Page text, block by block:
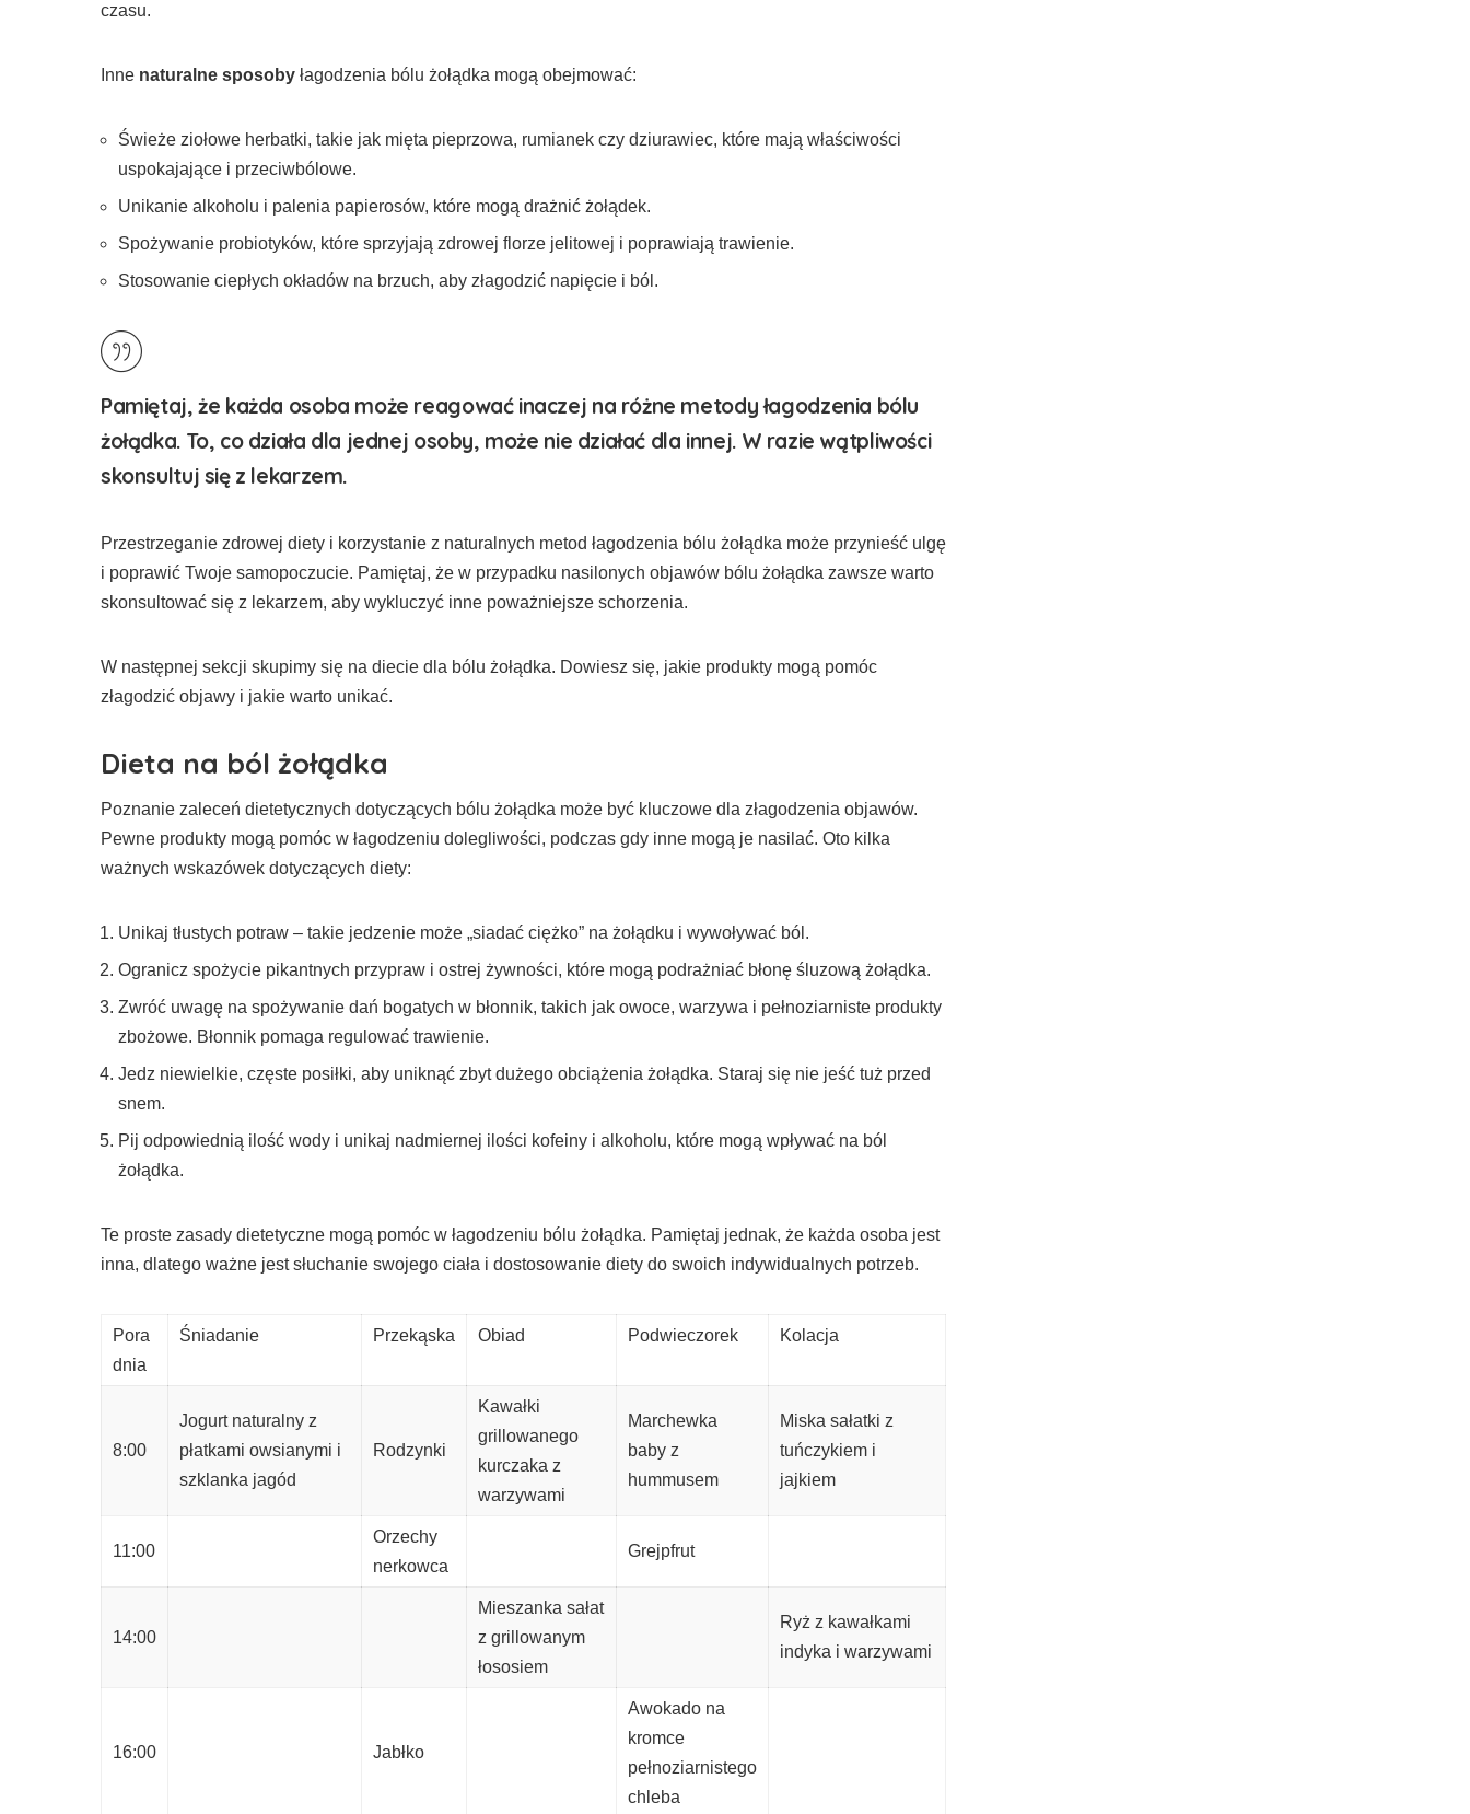
czasu.
Inne naturalne sposoby łagodzenia bólu żołądka mogą obejmować:
Świeże ziołowe herbatki, takie jak mięta pieprzowa, rumianek czy dziurawiec, które mają właściwości
uspokajające i przeciwbólowe.
Unikanie alkoholu i palenia papierosów, które mogą drażnić żołądek.
Spożywanie probiotyków, które sprzyjają zdrowej florze jelitowej i poprawiają trawienie.
Stosowanie ciepłych okładów na brzuch, aby złagodzić napięcie i ból.
Pamiętaj, że każda osoba może reagować inaczej na różne metody łagodzenia bólu
żołądka. To, co działa dla jednej osoby, może nie działać dla innej. W razie wątpliwości
skonsultuj się z lekarzem.
Przestrzeganie zdrowej diety i korzystanie z naturalnych metod łagodzenia bólu żołądka może przynieść ulgę
i poprawić Twoje samopoczucie. Pamiętaj, że w przypadku nasilonych objawów bólu żołądka zawsze warto
skonsultować się z lekarzem, aby wykluczyć inne poważniejsze schorzenia.
W następnej sekcji skupimy się na diecie dla bólu żołądka. Dowiesz się, jakie produkty mogą pomóc
złagodzić objawy i jakie warto unikać.
Dieta na ból żołądka
Poznanie zaleceń dietetycznych dotyczących bólu żołądka może być kluczowe dla złagodzenia objawów.
Pewne produkty mogą pomóc w łagodzeniu dolegliwości, podczas gdy inne mogą je nasilać. Oto kilka
ważnych wskazówek dotyczących diety:
Unikaj tłustych potraw – takie jedzenie może „siadać ciężko” na żołądku i wywoływać ból.
Ogranicz spożycie pikantnych przypraw i ostrej żywności, które mogą podrażniać błonę śluzową żołądka.
Zwróć uwagę na spożywanie dań bogatych w błonnik, takich jak owoce, warzywa i pełnoziarniste produkty
zbożowe. Błonnik pomaga regulować trawienie.
Jedz niewielkie, częste posiłki, aby uniknąć zbyt dużego obciążenia żołądka. Staraj się nie jeść tuż przed
snem.
Pij odpowiednią ilość wody i unikaj nadmiernej ilości kofeiny i alkoholu, które mogą wpływać na ból
żołądka.
Te proste zasady dietetyczne mogą pomóc w łagodzeniu bólu żołądka. Pamiętaj jednak, że każda osoba jest
inna, dlatego ważne jest słuchanie swojego ciała i dostosowanie diety do swoich indywidualnych potrzeb.
Pora
dnia
Śniadanie Przekąska Obiad Podwieczorek Kolacja
8:00
Jogurt naturalny z
płatkami owsianymi i
szklanka jagód
Rodzynki
Kawałki
grillowanego
kurczaka z
warzywami
Marchewka
baby z
hummusem
Miska sałatki z
tuńczykiem i
jajkiem
11:00
Orzechy
nerkowca
Grejpfrut
14:00
Mieszanka sałat
z grillowanym
łososiem
Ryż z kawałkami
indyka i warzywami
16:00 Jabłko
Awokado na
kromce
pełnoziarnistego
chleba